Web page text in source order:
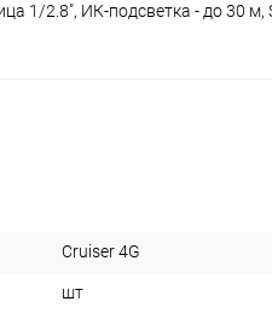
1/2.8", ИК-подсветка - до 30
Cruiser 4G
шт